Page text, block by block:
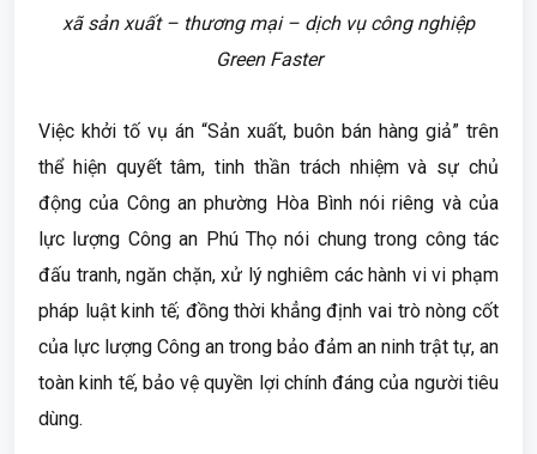
xã sản xuất – thương mại – dịch vụ công nghiệp
Green Faster
Việc khởi tố vụ án “Sản xuất, buôn bán hàng giả” trên
thể hiện quyết tâm, tinh thần trách nhiệm và sự chủ
động của Công an phường Hòa Bình nói riêng và của
lực lượng Công an Phú Thọ nói chung trong công tác
đấu tranh, ngăn chặn, xử lý nghiêm các hành vi vi phạm
pháp luật kinh tế; đồng thời khẳng định vai trò nòng cốt
của lực lượng Công an trong bảo đảm an ninh trật tự, an
toàn kinh tế, bảo vệ quyền lợi chính đáng của người tiêu
dùng.